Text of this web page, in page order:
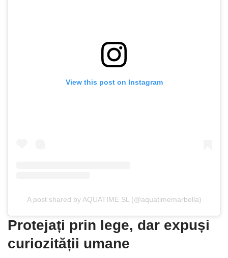
View this post on Instagram
A post shared by AQUATIME SL (@aquatimemarbella)
Protejați prin lege, dar expuși
curiozității umane